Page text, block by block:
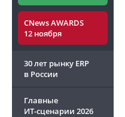
CNews AWARDS
12 ноября
30 лет рынку ERP
в России
Главные
ИТ-сценарии 2026